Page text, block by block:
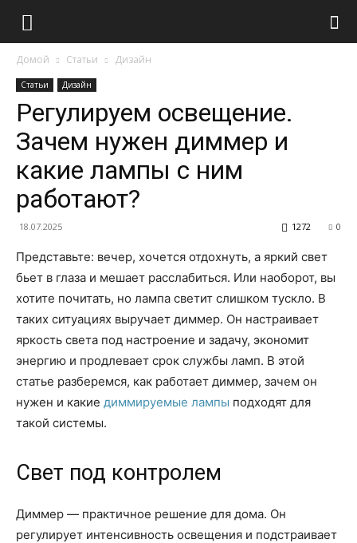
Домой Статьи Дизайн
Статьи Дизайн
Регулируем освещение.
Зачем нужен диммер и
какие лампы с ним
работают?
18.07.2025 0
1272
Представьте: вечер, хочется отдохнуть, а яркий свет
бьет в глаза и мешает расслабиться. Или наоборот, вы
хотите почитать, но лампа светит слишком тускло. В
таких ситуациях выручает диммер. Он настраивает
яркость света под настроение и задачу, экономит
энергию и продлевает срок службы ламп. В этой
статье разберемся, как работает диммер, зачем он
нужен и какие диммируемые лампы подходят для
такой системы.
Свет под контролем
Диммер — практичное решение для дома. Он
регулирует интенсивность освещения и подстраивает